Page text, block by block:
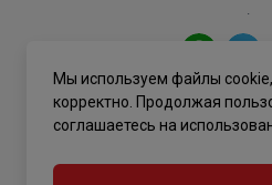
.
Политика
Мы используем файлы
корректно. Продолжая
соглашаетесь на